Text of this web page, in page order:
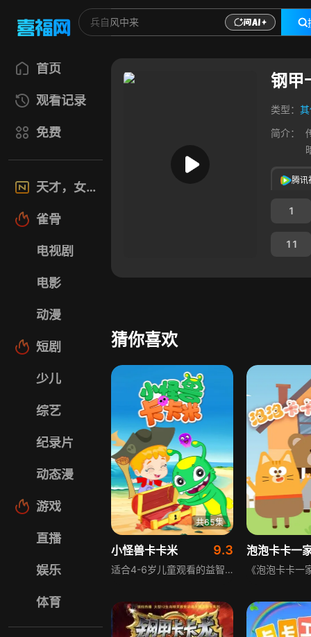
首页
观看记录
免费
天才，女友
雀骨
电视剧
电影
动漫
短剧
少儿
综艺
纪录片
动态漫
游戏
直播
娱乐
体育
钢甲
类型：
简介：
腾讯
1
11
猜你喜欢
共65集
小怪兽卡卡米 9.3
适合4-6岁儿童观看的益智启蒙动画。卡卡米是一只聪明的小怪兽，它对所有事情都抱有好奇心。认识颜色、学画画、拼搭汽车、玩记忆小游戏，和卡卡米一起动手动脑吧，在观看动画的过程中提升双商。
泡泡卡卡一